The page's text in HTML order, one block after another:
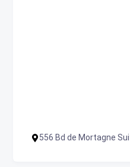
556 Bd de Mortagne